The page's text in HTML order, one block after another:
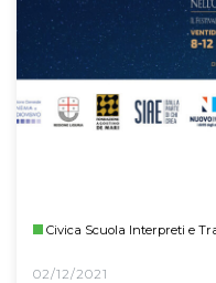
Civica Scuola Interpreti e
02/12/2021